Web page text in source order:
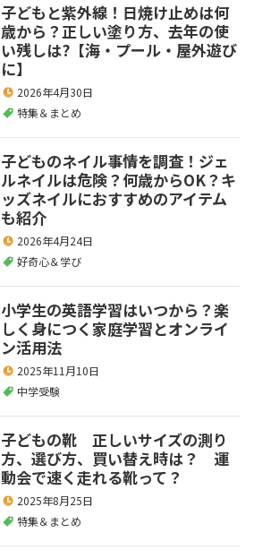
子どもと紫外線！日焼け止めは何
歳から？正しい塗り方、去年の使
い残しは?【海・プール・屋外遊び
に】
2026年4月30日
特集＆まとめ
子どものネイル事情を調査！ジェ
ルネイルは危険？何歳からOK？キ
ッズネイルにおすすめのアイテム
も紹介
2026年4月24日
好奇心＆学び
小学生の英語学習はいつから？楽
しく身につく家庭学習とオンライ
ン活用法
2025年11月10日
中学受験
子どもの靴 正しいサイズの測り
方、選び方、買い替え時は？ 運
動会で速く走れる靴って？
2025年8月25日
特集＆まとめ